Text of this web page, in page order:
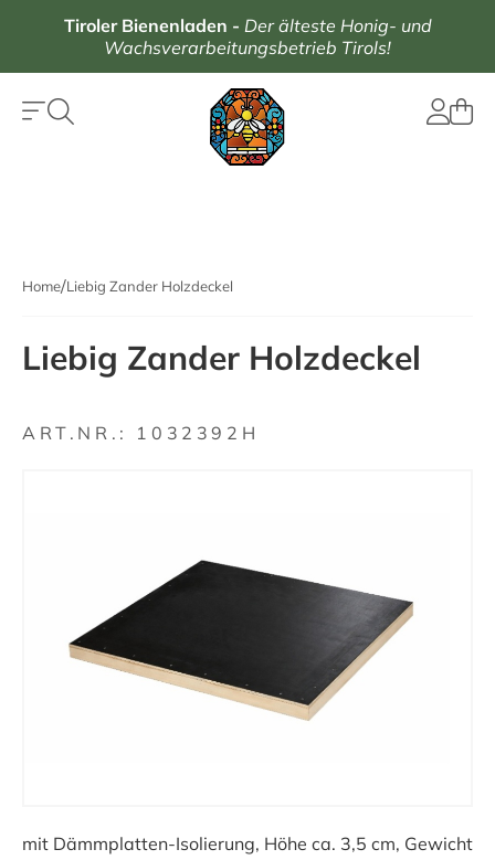
Tiroler Bienenladen - Der älteste Honig- und
Wachsverarbeitungsbetrieb Tirols!
Home Liebig Zander Holzdeckel
Liebig Zander Holzdeckel
ART.NR.: 1032392H
mit Dämmplatten-Isolierung, Höhe ca. 3,5 cm, Gewicht